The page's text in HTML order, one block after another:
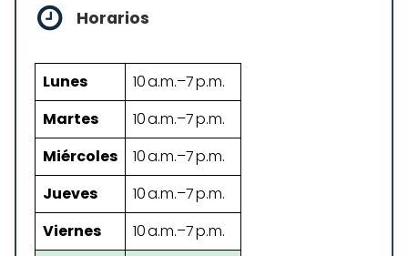
Horarios
Lunes
10 a.m.–7 p.m.
Martes
10 a.m.–7 p.m.
Miércoles
10 a.m.–7 p.m.
Jueves
10 a.m.–7 p.m.
Viernes
10 a.m.–7 p.m.